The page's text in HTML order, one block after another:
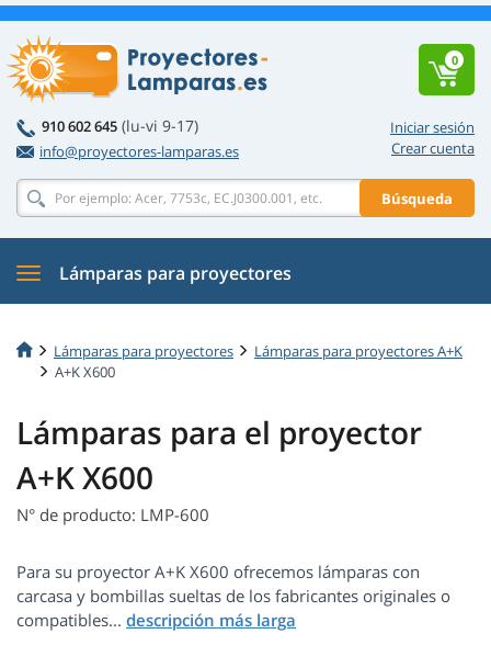
Iniciar sesión
Crear cuenta
910 602 645 (lu-vi 9-17)
info@proyectores-lamparas.es
Búsqueda
0
Lámparas para proyectores
Lámparas para proyectores
Lámparas para proyectores A+K
A+K X600
Lámparas para el proyector
A+K X600
N° de producto: LMP-600
Para su proyector A+K X600 ofrecemos lámparas con
carcasa y bombillas sueltas de los fabricantes originales o
compatibles...